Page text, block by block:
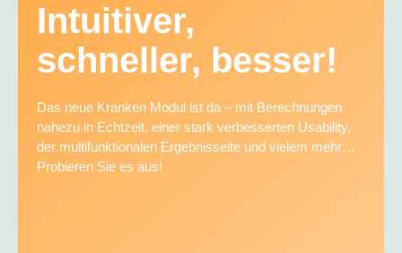
Intuitiver,
schneller, besser!
Das neue Kranken Modul ist da – mit Berechnungen
nahezu in Echtzeit, einer stark verbesserten Usability,
der multifunktionalen Ergebnisseite und vielem mehr…
Probieren Sie es aus!